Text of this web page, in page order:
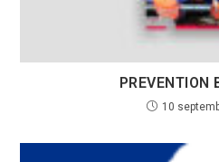
PREVENTION
10